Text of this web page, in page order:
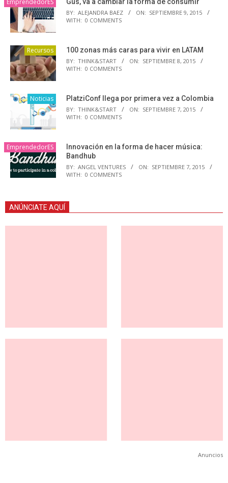
EmprendedorES Gus, va a cambiar la forma de consumir
BY: ALEJANDRA BAEZ ON: SEPTIEMBRE 9, 2015
WITH: 0 COMMENTS
Recursos 100 zonas más caras para vivir en LATAM
BY: THINK&START ON: SEPTIEMBRE 8, 2015
WITH: 0 COMMENTS
Noticias PlatziConf llega por primera vez a Colombia
BY: THINK&START ON: SEPTIEMBRE 7, 2015
WITH: 0 COMMENTS
EmprendedorES
Innovación en la forma de hacer música:
Bandhub
BY: ANGEL VENTURES ON: SEPTIEMBRE 7, 2015
WITH: 0 COMMENTS
ANÚNCIATE AQUÍ
Anuncios